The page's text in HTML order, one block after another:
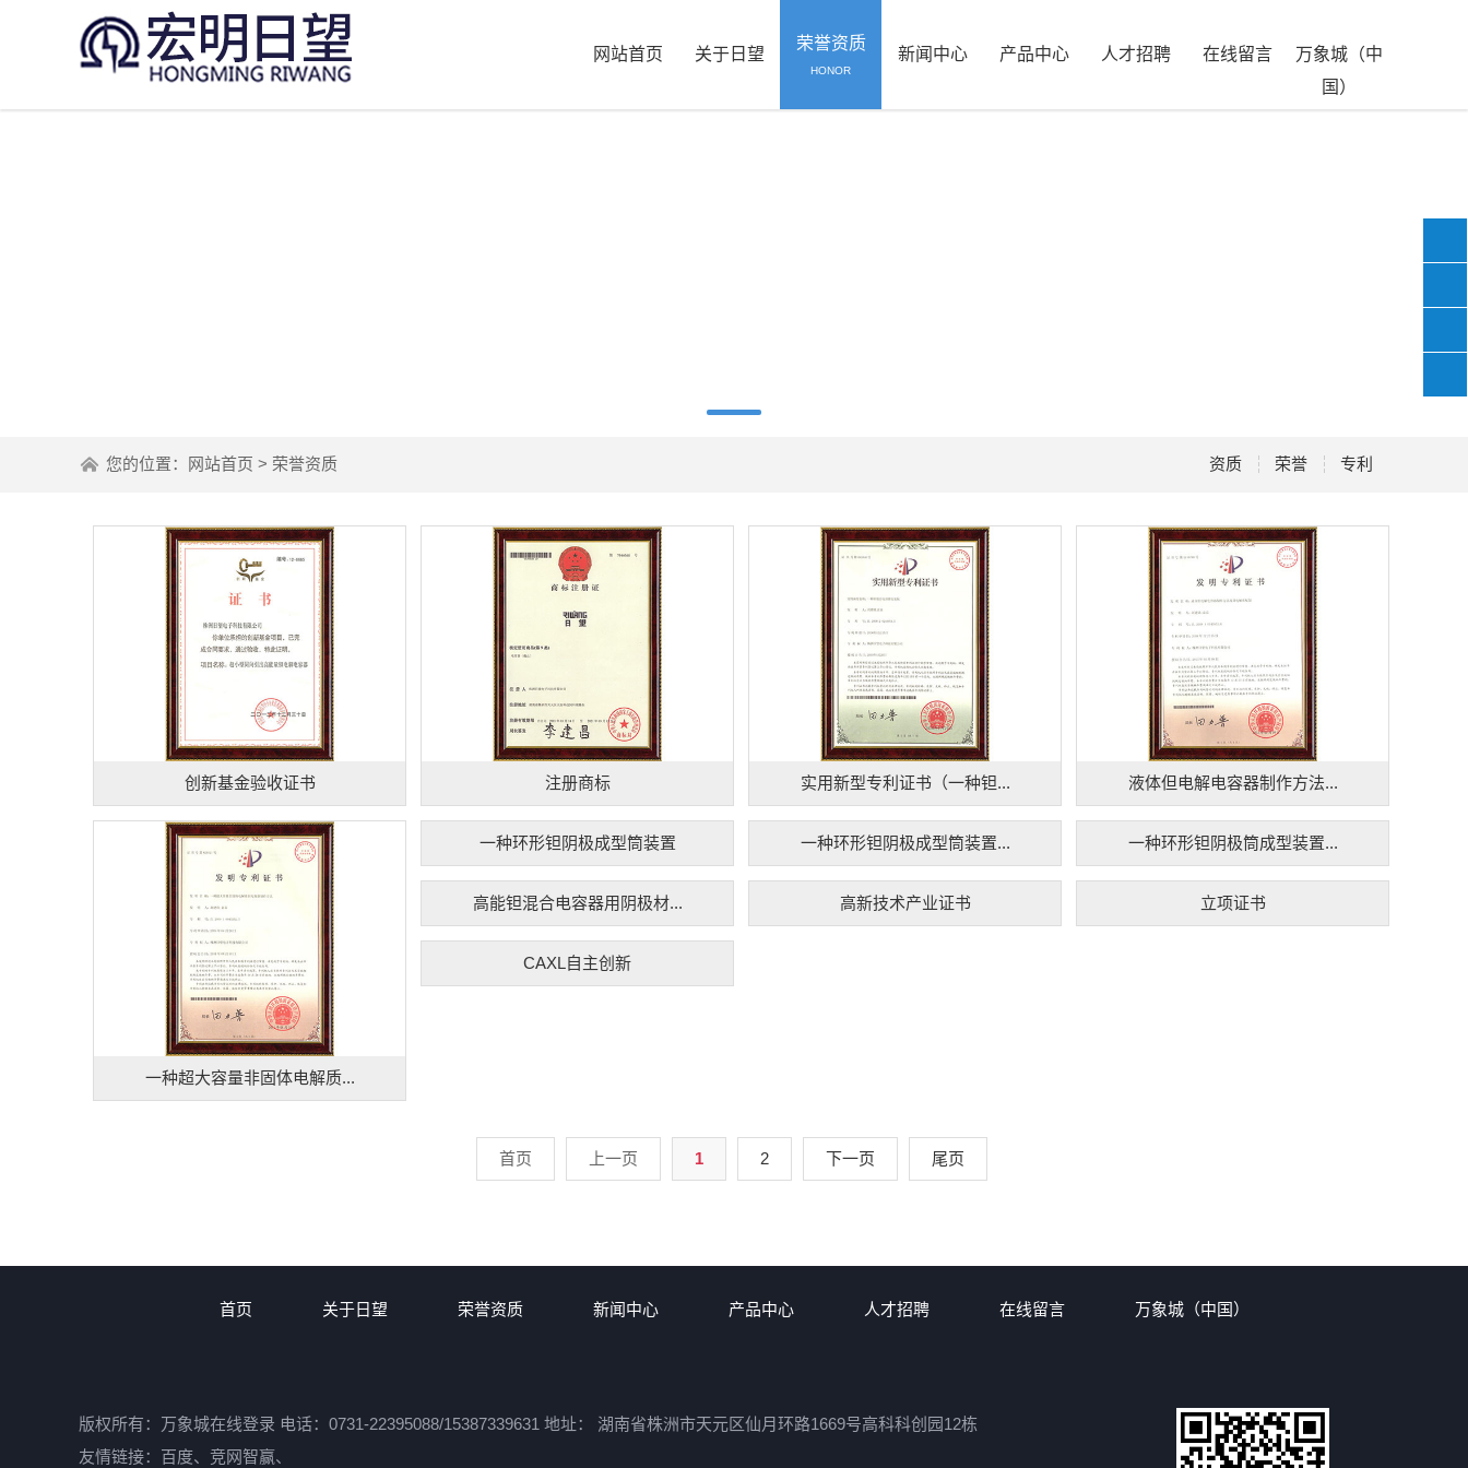
网站首页 关于日望
荣誉资质
HONOR
新闻中心 产品中心 人才招聘 在线留言
万象城（中
国）
资质 荣誉 专利
您的位置： 网站首页 > 荣誉资质
创新基金验收证书 注册商标 实用新型专利证书（一种钽... 液体但电解电容器制作方法...
一种超大容量非固体电解质...
一种环形钽阴极成型筒装置 一种环形钽阴极成型筒装置... 一种环形钽阴极筒成型装置...
高能钽混合电容器用阴极材... 高新技术产业证书 立项证书
CAXL自主创新
首页 上一页 1 2 下一页 尾页
首页 关于日望 荣誉资质 新闻中心 产品中心 人才招聘 在线留言 万象城（中国）
版权所有：万象城在线登录 电话：0731-22395088/15387339631 地址： 湖南省株洲市天元区仙月环路1669号高科科创园12栋
友情链接： 百度、 竞网智赢、